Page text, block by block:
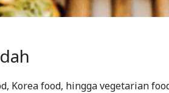
Korea food, hingga vegetarian